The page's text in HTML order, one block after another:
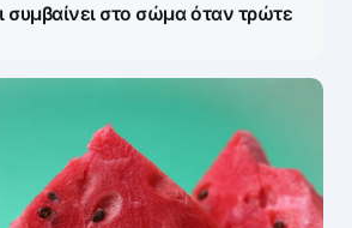
συμβαίνει στο σώμα όταν τρώτε